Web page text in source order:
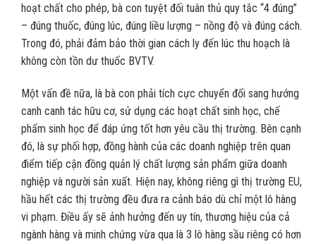
hoạt chất cho phép, bà con tuyệt đối tuân thủ quy tắc “4 đúng”
– đúng thuốc, đúng lúc, đúng liều lượng – nồng độ và đúng cách.
Trong đó, phải đảm bảo thời gian cách ly đến lúc thu hoạch là
không còn tồn dư thuốc BVTV.
Một vấn đề nữa, là bà con phải tích cực chuyển đổi sang hướng
canh canh tác hữu cơ, sử dụng các hoạt chất sinh học, chế
phẩm sinh học để đáp ứng tốt hơn yêu cầu thị trường. Bên cạnh
đó, là sự phối hợp, đồng hành của các doanh nghiệp trên quan
điểm tiếp cận đồng quản lý chất lượng sản phẩm giữa doanh
nghiệp và người sản xuất. Hiện nay, không riêng gì thị trường EU,
hầu hết các thị trường đều đưa ra cảnh báo dù chỉ một lô hàng
vi phạm. Điều ấy sẽ ảnh hưởng đến uy tín, thương hiệu của cả
ngành hàng và minh chứng vừa qua là 3 lô hàng sầu riêng có hơn